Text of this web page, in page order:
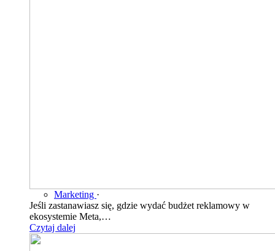
Marketing ·
Jeśli zastanawiasz się, gdzie wydać budżet reklamowy w
ekosystemie Meta,…
Czytaj dalej